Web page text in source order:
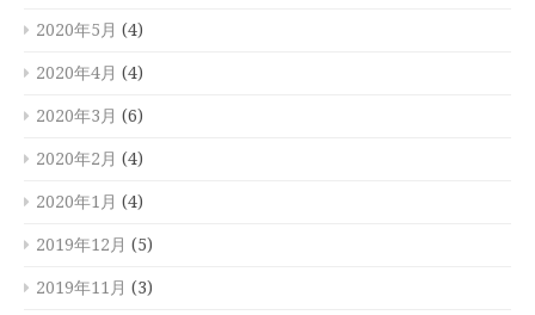
2020年5月 (4)
2020年4月 (4)
2020年3月 (6)
2020年2月 (4)
2020年1月 (4)
2019年12月 (5)
2019年11月 (3)